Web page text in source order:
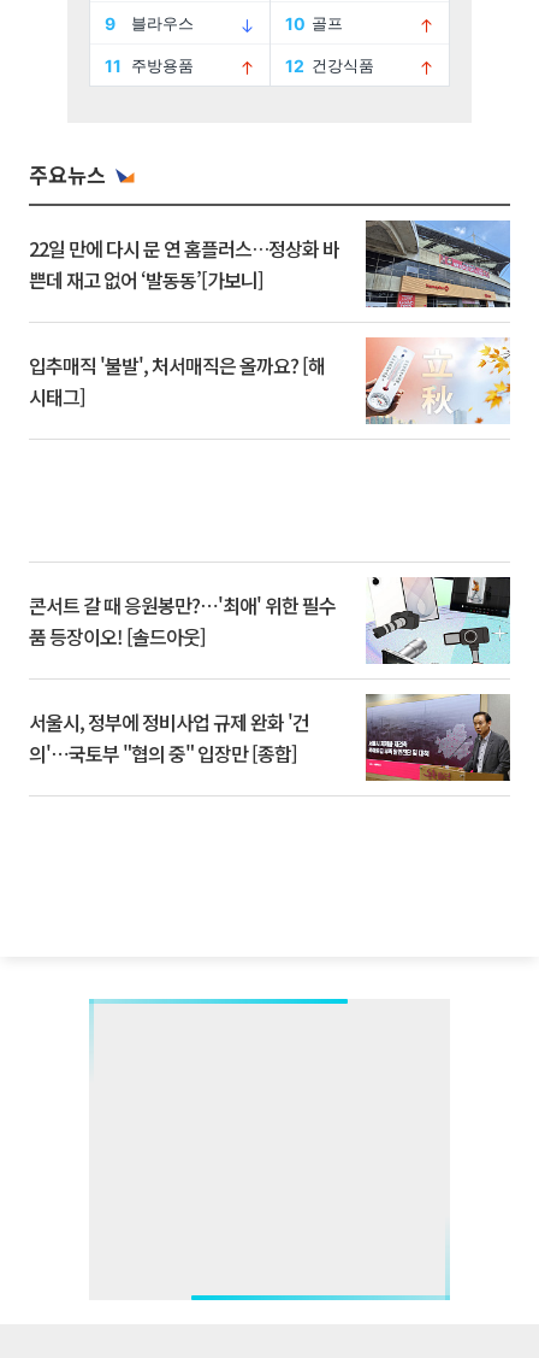
주요뉴스
22일 만에 다시 문 연 홈플러스…정상화 바
쁜데 재고 없어 ‘발동동’[가보니]
입추매직 '불발', 처서매직은 올까요? [해
시태그]
콘서트 갈 때 응원봉만?⋯'최애' 위한 필수
품 등장이오! [솔드아웃]
서울시, 정부에 정비사업 규제 완화 '건
의'⋯국토부 "협의 중" 입장만 [종합]